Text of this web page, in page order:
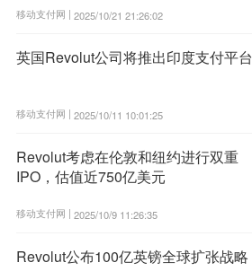
移动支付网 | 2025/10/21 21:26:02
英国Revolut公司将推出印度支付平台
移动支付网 | 2025/10/11 10:01:25
Revolut考虑在伦敦和纽约进行双重
IPO，估值近750亿美元
移动支付网 | 2025/10/9 11:26:35
Revolut公布100亿英镑全球扩张战略